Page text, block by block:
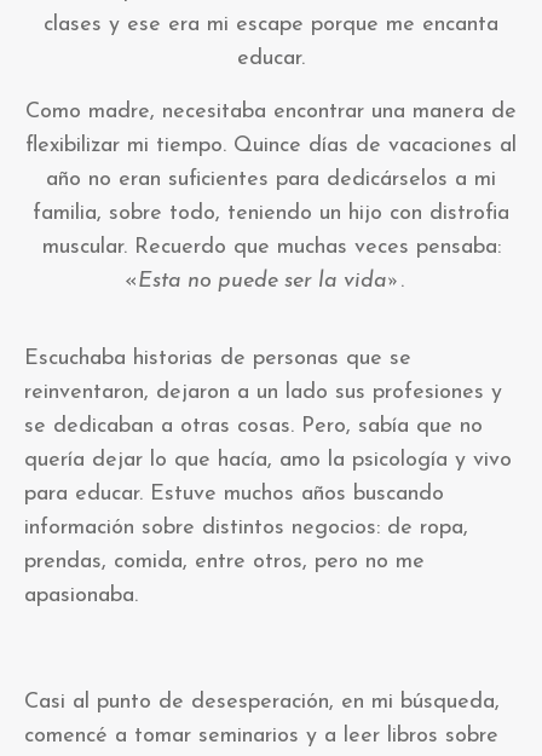
clases y ese era mi escape porque me encanta
educar.
Como madre, necesitaba encontrar una manera de
flexibilizar mi tiempo. Quince días de vacaciones al
año no eran suficientes para dedicárselos a mi
familia, sobre todo, teniendo un hijo con distrofia
muscular. Recuerdo que muchas veces pensaba:
«Esta no puede ser la vida» .
Escuchaba historias de personas que se
reinventaron, dejaron a un lado sus profesiones y
se dedicaban a otras cosas. Pero, sabía que no
quería dejar lo que hacía, amo la psicología y vivo
para educar. Estuve muchos años buscando
información sobre distintos negocios: de ropa,
prendas, comida, entre otros, pero no me
apasionaba.
Casi al punto de desesperación, en mi búsqueda,
comencé a tomar seminarios y a leer libros sobre